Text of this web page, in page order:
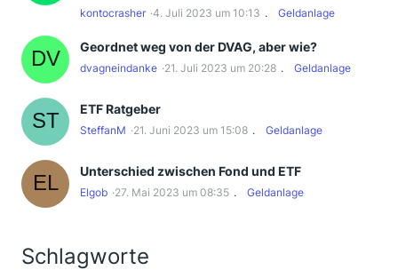
kontocrasher 4. Juli 2023 um 10:13 Geldanlage
Geordnet weg von der DVAG, aber wie?
dvagneindanke 21. Juli 2023 um 20:28 Geldanlage
ETF Ratgeber
SteffanM 21. Juni 2023 um 15:08 Geldanlage
Unterschied zwischen Fond und ETF
Elgob 27. Mai 2023 um 08:35 Geldanlage
Schlagworte